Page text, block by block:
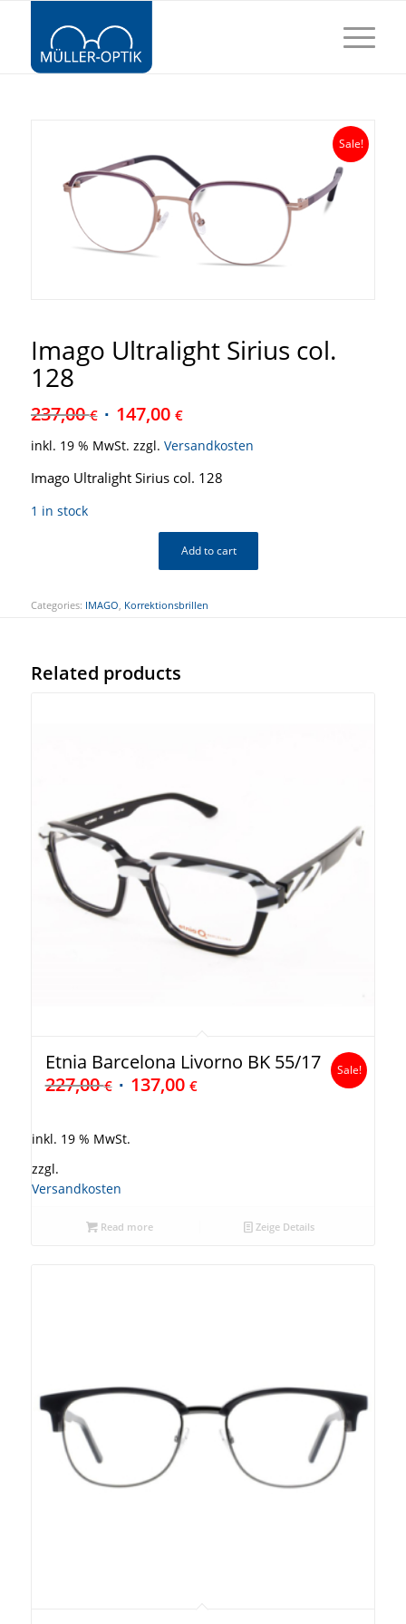
Sale!
Imago Ultralight Sirius col.
128
237,00€ 147,00 €
inkl. 19 % MwSt. zzgl. Versandkosten
Imago Ultralight Sirius col. 128
1 in stock
Add to cart
Categories: IMAGO Korrektionsbrillen
Related products
Etnia Barcelona Livorno BK 55/17
227,00€ 137,00 €
Sale!
inkl. 19 % MwSt.
zzgl.
Versandkosten
Read more Zeige Details